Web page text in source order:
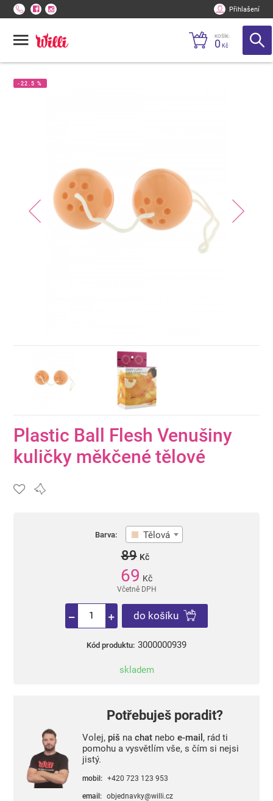
Přihlašení
KOŠÍK:
0 Kč
-22.5 %
Plastic Ball Flesh Venušiny
kuličky měkčené tělové
Barva: Tělová
89 Kč
69 Kč
Včetně DPH
do košíku
Kód produktu: 3000000939
skladem
Potřebuješ poradit?
Volej, piš na chatnebo e-mail , rád ti
pomohu a vysvětlím vše, s čím si nejsi
jistý.
mobil: +420 723 123 953
email: objednavky@willi.cz